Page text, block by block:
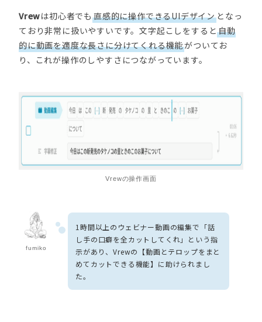
Vrewは初心者でも 直感的に操作できるUIデザイン となっ
ており非常に扱いやすいです。文字起こしをすると自動
的に動画を適度な長さに分けてくれる機能がついてお
り、これが操作のしやすさにつながっています。
Vrewの操作画面
fumiko
1時間以上のウェビナー動画の編集で「話
し手の口癖を全カットしてくれ」という指
示があり、Vrewの【動画とテロップをまと
めてカットできる機能】に助けられまし
た。